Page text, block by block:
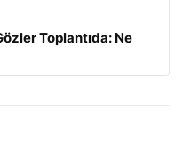
Toplantıda: Ne